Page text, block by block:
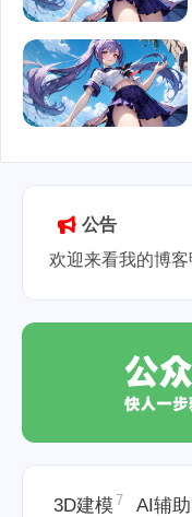
公告
欢迎来看我的博客
3D建模 7 AI辅助